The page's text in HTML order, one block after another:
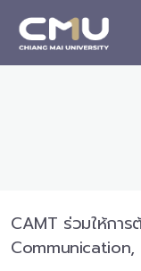
CAMT ร่วมให้กา